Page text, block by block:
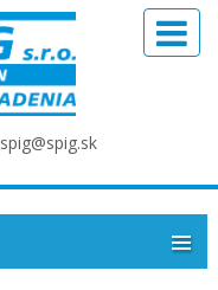
spig@spig.sk